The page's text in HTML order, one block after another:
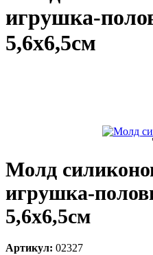
Заказать
звонок
игрушка-
5,6х6,5см
Молд
игрушка-
5,6х6,5см
Артикул: 02327